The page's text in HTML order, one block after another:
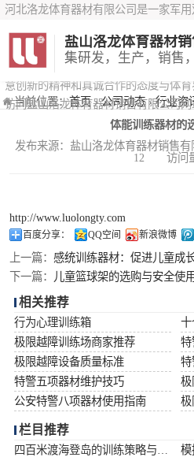
河北洛龙体育器材有限公司是一家军
*训练器材、400米障碍器材、军用单
练器材，咨询攀岩墙价格？在线咨询
意创新的精神和真诚合作的态度与体
访问盐山洛龙体育器材销售有限公司网
盐山洛龙体育器材
当前位置：首页›公司动态›行业资
体能训练器材的
发布来源：盐山洛龙体育器材销
12 访问
http://www.luolongty.com
百度分享： QQ空间 新浪微博
上一篇： 感统训练器材：促进儿童成
下一篇：
儿童篮球架的选购与安全使
相关推荐
行为心理训练箱
十
极限越障训练场商家推荐
特
极限越障设备质量标准
特
特警五项器材维护技巧
极
公安特警八项器材使用指南
极
栏目推荐
模
200米障碍器材
心理行为训练器
警犬训练器材
军用单双杠
400米障碍器材